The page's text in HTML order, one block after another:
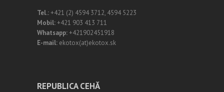
Tel.:+421 (2) 4594 3712, 4594 5223
Mobil:+421 903 413 711
Whatsapp:+421902451918
E-mail: ekotox(at)ekotox.sk
REPUBLICA CEHĂ